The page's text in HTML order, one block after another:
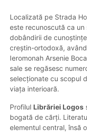
Localizată pe Strada
este recunoscută ca
dobândirii de
creștin-ortodoxă,
Ieromonah Arsenie
sale se regăsesc
selecționate cu scopul
viața interioară.
Profilul Librăriei Logos
bogată de cărți.
elementul central, însă